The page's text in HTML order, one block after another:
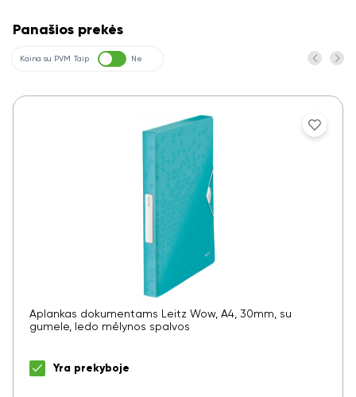
Panašios prekės
Kaina su PVM Taip Ne
Aplankas dokumentams Leitz Wow, A4, 30mm, su
gumele, ledo mėlynos spalvos
Yra prekyboje